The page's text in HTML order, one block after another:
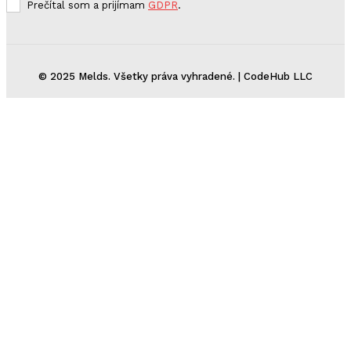
Prečítal som a prijímam GDPR.
© 2025 Melds. Všetky práva vyhradené. | CodeHub LLC